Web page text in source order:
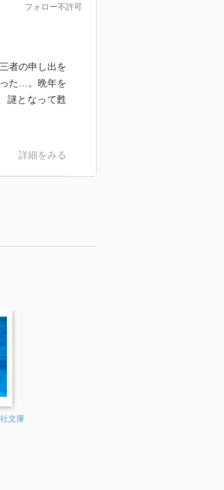
うーむ、こ
かしな個性に
とがわかる。
作に化けたの
は初めて知っ
フォロー不許可
者の申し出を
た…。晩年を
謎となって甦
詳細をみる
文庫